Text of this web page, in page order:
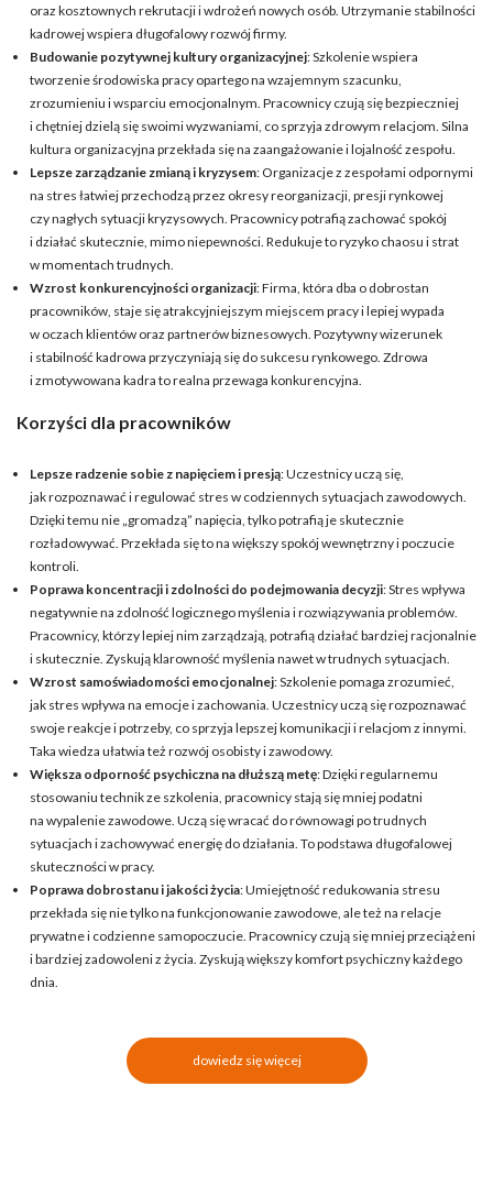
oraz kosztownych rekrutacji i wdrożeń nowych osób. Utrzymanie stabilności
kadrowej wspiera długofalowy rozwój firmy.
Budowanie pozytywnej kultury organizacyjnej: Szkolenie wspiera
tworzenie środowiska pracy opartego na wzajemnym szacunku,
zrozumieniu i wsparciu emocjonalnym. Pracownicy czują się bezpieczniej
i chętniej dzielą się swoimi wyzwaniami, co sprzyja zdrowym relacjom. Silna
kultura organizacyjna przekłada się na zaangażowanie i lojalność zespołu.
Lepsze zarządzanie zmianą i kryzysem: Organizacje z zespołami odpornymi
na stres łatwiej przechodzą przez okresy reorganizacji, presji rynkowej
czy nagłych sytuacji kryzysowych. Pracownicy potrafią zachować spokój
i działać skutecznie, mimo niepewności. Redukuje to ryzyko chaosu i strat
w momentach trudnych.
Wzrost konkurencyjności organizacji: Firma, która dba o dobrostan
pracowników, staje się atrakcyjniejszym miejscem pracy i lepiej wypada
w oczach klientów oraz partnerów biznesowych. Pozytywny wizerunek
i stabilność kadrowa przyczyniają się do sukcesu rynkowego. Zdrowa
i zmotywowana kadra to realna przewaga konkurencyjna.
Korzyści dla pracowników
Lepsze radzenie sobie z napięciem i presją: Uczestnicy uczą się,
jak rozpoznawać i regulować stres w codziennych sytuacjach zawodowych.
Dzięki temu nie „gromadzą” napięcia, tylko potrafią je skutecznie
rozładowywać. Przekłada się to na większy spokój wewnętrzny i poczucie
kontroli.
Poprawa koncentracji i zdolności do podejmowania decyzji: Stres wpływa
negatywnie na zdolność logicznego myślenia i rozwiązywania problemów.
Pracownicy, którzy lepiej nim zarządzają, potrafią działać bardziej racjonalnie
i skutecznie. Zyskują klarowność myślenia nawet w trudnych sytuacjach.
Wzrost samoświadomości emocjonalnej: Szkolenie pomaga zrozumieć,
jak stres wpływa na emocje i zachowania. Uczestnicy uczą się rozpoznawać
swoje reakcje i potrzeby, co sprzyja lepszej komunikacji i relacjom z innymi.
Taka wiedza ułatwia też rozwój osobisty i zawodowy.
Większa odporność psychiczna na dłuższą metę: Dzięki regularnemu
stosowaniu technik ze szkolenia, pracownicy stają się mniej podatni
na wypalenie zawodowe. Uczą się wracać do równowagi po trudnych
sytuacjach i zachowywać energię do działania. To podstawa długofalowej
skuteczności w pracy.
Poprawa dobrostanu i jakości życia: Umiejętność redukowania stresu
przekłada się nie tylko na funkcjonowanie zawodowe, ale też na relacje
prywatne i codzienne samopoczucie. Pracownicy czują się mniej przeciążeni
i bardziej zadowoleni z życia. Zyskują większy komfort psychiczny każdego
dnia.
dowiedz się więcej